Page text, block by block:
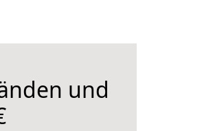
und